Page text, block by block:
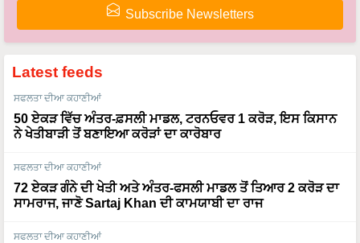
Subscribe Newsletters
Latest feeds
ਸਫਲਤਾ ਦੀਆ ਕਹਾਣੀਆਂ
50 ਏਕੜ ਵਿੱਚ ਅੰਤਰ-ਫ਼ਸਲੀ ਮਾਡਲ, ਟਰਨਓਵਰ 1 ਕਰੋੜ, ਇਸ ਕਿਸਾਨ
ਨੇ ਖੇਤੀਬਾੜੀ ਤੋਂ ਬਣਾਇਆ ਕਰੋੜਾਂ ਦਾ ਕਾਰੋਬਾਰ
ਸਫਲਤਾ ਦੀਆ ਕਹਾਣੀਆਂ
72 ਏਕੜ ਗੰਨੇ ਦੀ ਖੇਤੀ ਅਤੇ ਅੰਤਰ-ਫਸਲੀ ਮਾਡਲ ਤੋਂ ਤਿਆਰ 2 ਕਰੋੜ ਦਾ
ਸਾਮਰਾਜ, ਜਾਣੋ Sartaj Khan ਦੀ ਕਾਮਯਾਬੀ ਦਾ ਰਾਜ
ਸਫਲਤਾ ਦੀਆ ਕਹਾਣੀਆਂ